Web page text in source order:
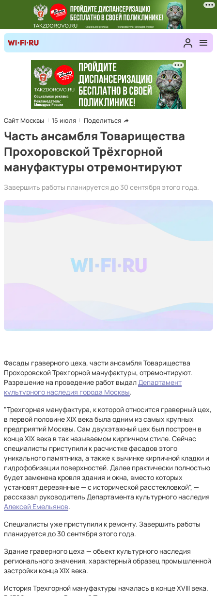
Сайт Москвы 15 июля Поделиться
Часть ансамбля Товарищества
Прохоровской Трёхгорной
мануфактуры отремонтируют
Завершить работы планируется до 30 сентября этого года.
Фасады граверного цеха, части ансамбля Товарищества
Прохоровской Трехгорной мануфактуры, отремонтируют.
Разрешение на проведение работ выдалДепартамент
культурного наследия города Москвы.
"Трехгорная мануфактура, к которой относится граверный цех,
в первой половине XIX века была одним из самых крупных
предприятий Москвы. Сам двухэтажный цех был построен в
конце XIX века в так называемом кирпичном стиле. Сейчас
специалисты приступили к расчистке фасадов этого
уникального памятника, а также к вычинке кирпичной кладки и
гидрофобизации поверхностей. Далее практически полностью
будет заменена кровля здания и окна, вместо которых
установят деревянные — с исторической расстекловкой", —
рассказал руководитель Департамента культурного наследия
Алексей Емельянов.
Специалисты уже приступили к ремонту. Завершить работы
планируется до 30 сентября этого года.
Здание граверного цеха — объект культурного наследия
регионального значения, характерный образец промышленной
застройки конца XIX века.
История Трехгорной мануфактуры началась в конце XVIII века.